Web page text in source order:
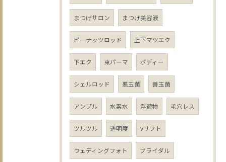
まつげサロン まつげ美容液
ピーナッツロッド 上下マツエク
下エク 束パーマ ボディー
シェルロッド 悪玉菌 善玉菌
アンプル 水素水 浮遊物 毛穴レス
ツルツル 透明度 vリフト
ウェディングフォト ブライダル